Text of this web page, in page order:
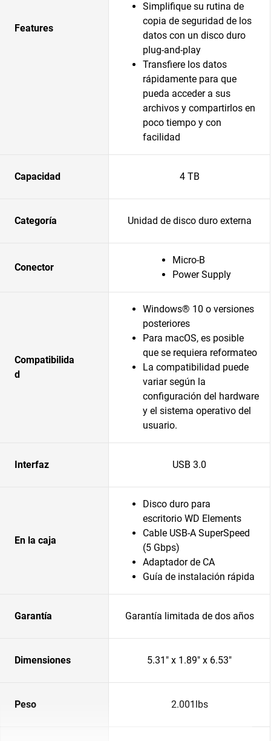
Features
Simplifique su rutina de
copia de seguridad de los
datos con un disco duro
plug-and-play
Transfiere los datos
rápidamente para que
pueda acceder a sus
archivos y compartirlos en
poco tiempo y con
facilidad
Capacidad 4 TB
Categoría Unidad de disco duro externa
Conector
Micro-B
Power Supply
Compatibilida
d
Windows® 10 o versiones
posteriores
Para macOS, es posible
que se requiera reformateo
La compatibilidad puede
variar según la
configuración del hardware
y el sistema operativo del
usuario.
Interfaz USB 3.0
En la caja
Disco duro para
escritorio WD Elements
Cable USB-A SuperSpeed
(5 Gbps)
Adaptador de CA
Guía de instalación rápida
Garantía Garantía limitada de dos años
Dimensiones 5.31" x 1.89" x 6.53"
Peso 2.001lbs